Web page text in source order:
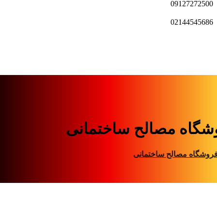
09127272500
02144545686
مصالح ساختمانی
مصالح ساختمانی